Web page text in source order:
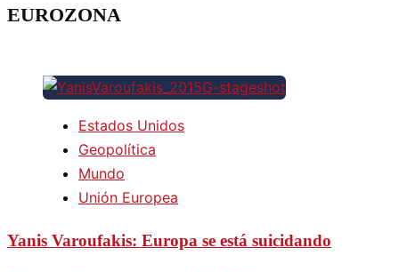
EUROZONA
Estados Unidos
Geopolítica
Mundo
Unión Europea
Yanis Varoufakis: Europa se está suicidando